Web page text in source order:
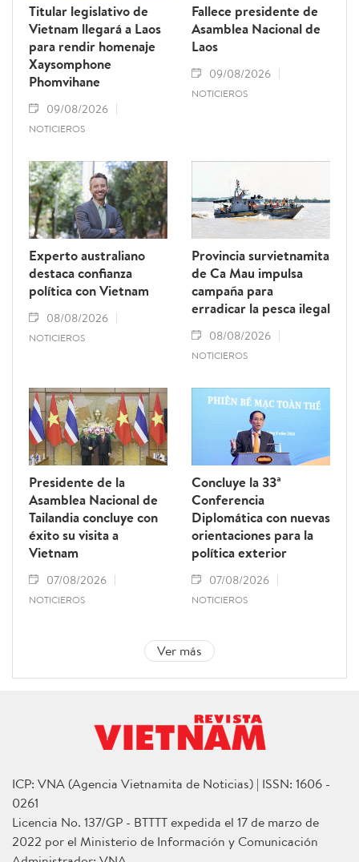
Titular legislativo de
Vietnam llegará a Laos
para rendir homenaje
Xaysomphone
Phomvihane
09/08/2026
NOTICIEROS
Fallece presidente de
Asamblea Nacional de
Laos
09/08/2026
NOTICIEROS
Experto australiano
destaca confianza
política con Vietnam
08/08/2026
NOTICIEROS
Provincia survietnamita
de Ca Mau impulsa
campaña para
erradicar la pesca ilegal
08/08/2026
NOTICIEROS
Presidente de la
Asamblea Nacional de
Tailandia concluye con
éxito su visita a
Vietnam
07/08/2026
NOTICIEROS
Concluye la 33ª
Conferencia
Diplomática con nuevas
orientaciones para la
política exterior
07/08/2026
NOTICIEROS
Ver más
ICP: VNA (Agencia Vietnamita de Noticias) | ISSN: 1606 -
0261
Licencia No. 137/GP - BTTTT expedida el 17 de marzo de
2022 por el Ministerio de Información y Comunicación